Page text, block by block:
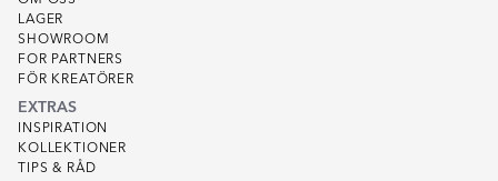
LAGER
SHOWROOM
FOR PARTNERS
FÖR KREATÖRER
EXTRAS
INSPIRATION
KOLLEKTIONER
TIPS & RÅD